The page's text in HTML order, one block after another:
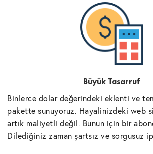
Büyük Tasarruf
Binlerce dolar değerindeki eklenti ve
pakette sunuyoruz. Hayalinizdeki web
artık maliyetli değil. Bunun için bir
Dilediğiniz zaman şartsız ve sorgusuz